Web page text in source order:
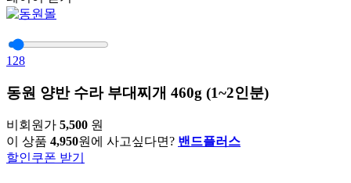
128
동원 양반 수라 부대찌개 460g (1~2인분)
비회원가 5,500 원
이 상품 4,950원에 사고싶다면? 밴드플러스
할인쿠폰 받기